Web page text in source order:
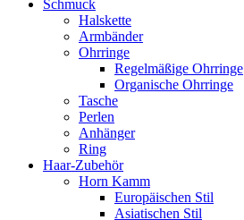
Schmuck
Halskette
Armbänder
Ohrringe
Regelmäßige Ohrringe
Organische Ohrringe
Tasche
Perlen
Anhänger
Ring
Haar-Zubehör
Horn Kamm
Europäischen Stil
Asiatischen Stil